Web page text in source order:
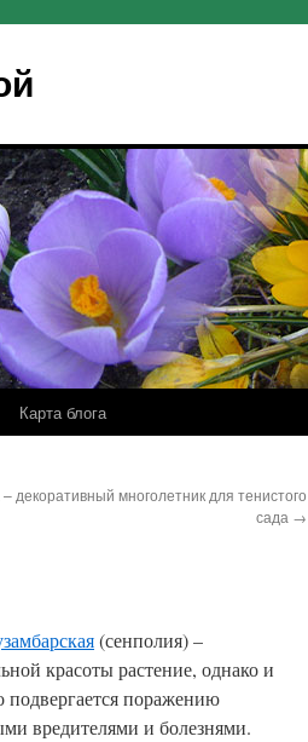
Карта блога
декоративный многолетник для тенистого
сада →
(сенполия) –
красоты растение, однако и
подвергается поражению
вредителями и болезнями.